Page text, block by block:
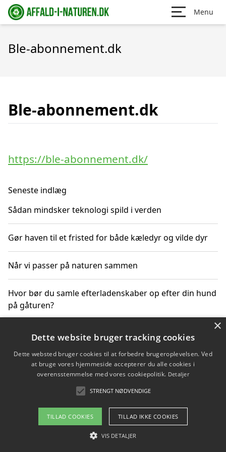
Menu
Ble-abonnement.dk
Ble-abonnement.dk
https://ble-abonnement.dk/
Seneste indlæg
Sådan mindsker teknologi spild i verden
Gør haven til et fristed for både kæledyr og vilde dyr
Når vi passer på naturen sammen
Hvor bør du samle efterladenskaber op efter din hund
på gåturen?
Sådan rydder du effektivt op efter et stort event
Copyright 2026 - Pilanto Aps
Om / kontakt
Blog Betingelser
×
Dette website bruger tracking cookies
Dette websted bruger cookies til at forbedre brugeroplevelsen. Ved
at bruge vores hjemmeside accepterer du alle cookies i
overensstemmelse med vores cookiepolitik. Detaljer
STRENGT NØDVENDIGE
TILLAD COOKIES TILLAD IKKE COOKIES
VIS DETALJER